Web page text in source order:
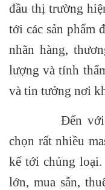
đầuthị trường
tới các sản phẩm
nhãn hàng,
lượng và tính
và tin tưởng nơi
Đến
chọn rất nhiều
kế tới chủng
lớn, mua sẵn,